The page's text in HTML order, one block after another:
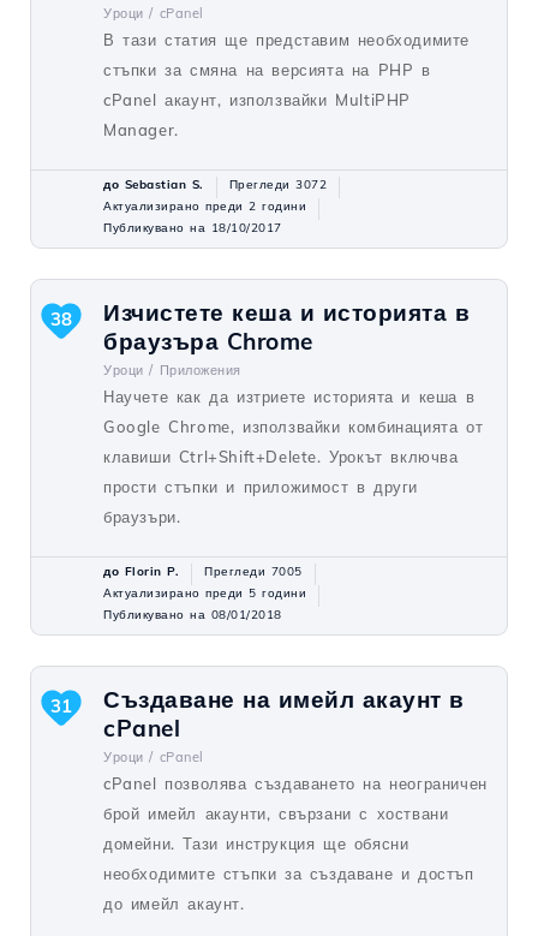
Уроци / cPanel
В тази статия ще представим необходимите
стъпки за смяна на версията на PHP в
cPanel акаунт, използвайки MultiPHP
Manager.
до Sebastian S.
Прегледи 3072
Актуализирано преди 2 години
Публикувано на 18/10/2017
Изчистете кеша и историята в
браузъра Chrome
Уроци / Приложения
Научете как да изтриете историята и кеша в
Google Chrome, използвайки комбинацията от
клавиши Ctrl+Shift+Delete. Урокът включва
прости стъпки и приложимост в други
браузъри.
38
до Florin P.
Прегледи 7005
Актуализирано преди 5 години
Публикувано на 08/01/2018
Създаване на имейл акаунт в
cPanel
Уроци / cPanel
cPanel позволява създаването на неограничен
брой имейл акаунти, свързани с хоствани
домейни. Тази инструкция ще обясни
необходимите стъпки за създаване и достъп
до имейл акаунт.
31